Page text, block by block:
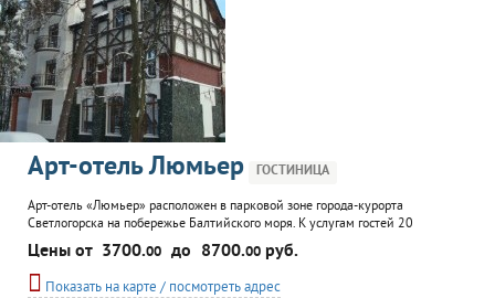
Арт-отель Люмьер ГОСТИНИЦА
Арт-отель «Люмьер» расположен в парковой зоне города-курорта
Светлогорска на побережье Балтийского моря. К услугам гостей 20
оригинальных комфортабельных номеров с удобствами, арт-кафе,
конференц-зал, организация экскурсий, услуги прачечной и отличный
релакс-комплекс. Возможен трансферт от аэропорта и вокзала.
Цены от 3700.00 до 8700.00 руб.
Показать на карте / посмотреть адрес